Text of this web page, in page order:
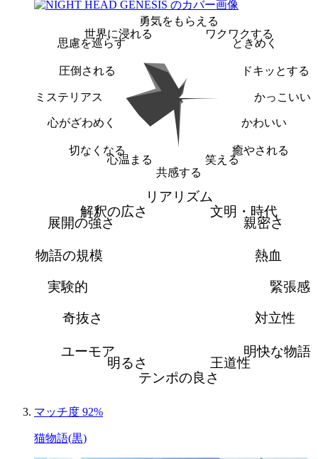
勇気をもらえる
ワクワクする
ときめく
ドキッとする
かっこいい
かわいい
癒やされる
笑える
共感する
心温まる
切なくなる
心がざわめく
ミステリアス
圧倒される
思慮を巡らす
世界に浸れる
リアリズム
文明・時代
親密さ
熱血
緊張感
対立性
明快な物語
王道性
テンポの良さ
明るさ
ユーモア
奇抜さ
実験的
物語の規模
展開の強さ
解釈の広さ
マッチ度 92%
猫物語(黒)